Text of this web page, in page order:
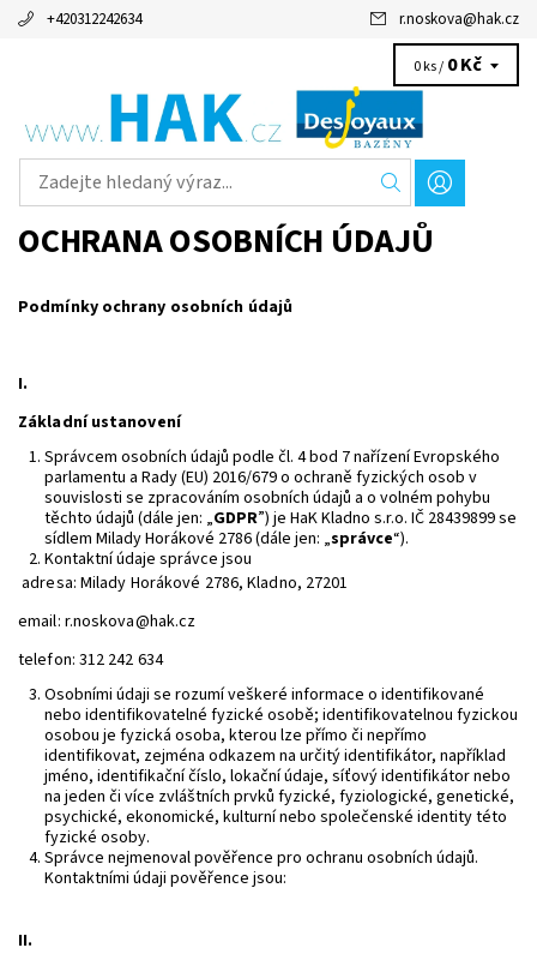
+420312242634 r.noskova@hak.cz
0 ks / 0 Kč
OCHRANA OSOBNÍCH ÚDAJŮ
Podmínky ochrany osobních údajů
I.
Základní ustanovení
Správcem osobních údajů podle čl. 4 bod 7 nařízení Evropského
parlamentu a Rady (EU) 2016/679 o ochraně fyzických osob v
souvislosti se zpracováním osobních údajů a o volném pohybu
těchto údajů (dále jen: „GDPR”) je HaK Kladno s.r.o. IČ 28439899 se
sídlem Milady Horákové 2786 (dále jen: „správce“).
Kontaktní údaje správce jsou
adresa: Milady Horákové 2786, Kladno, 27201
email: r.noskova@hak.cz
telefon: 312 242 634
Osobními údaji se rozumí veškeré informace o identifikované
nebo identifikovatelné fyzické osobě; identifikovatelnou fyzickou
osobou je fyzická osoba, kterou lze přímo či nepřímo
identifikovat, zejména odkazem na určitý identifikátor, například
jméno, identifikační číslo, lokační údaje, síťový identifikátor nebo
na jeden či více zvláštních prvků fyzické, fyziologické, genetické,
psychické, ekonomické, kulturní nebo společenské identity této
fyzické osoby.
Správce nejmenoval pověřence pro ochranu osobních údajů.
Kontaktními údaji pověřence jsou:
II.